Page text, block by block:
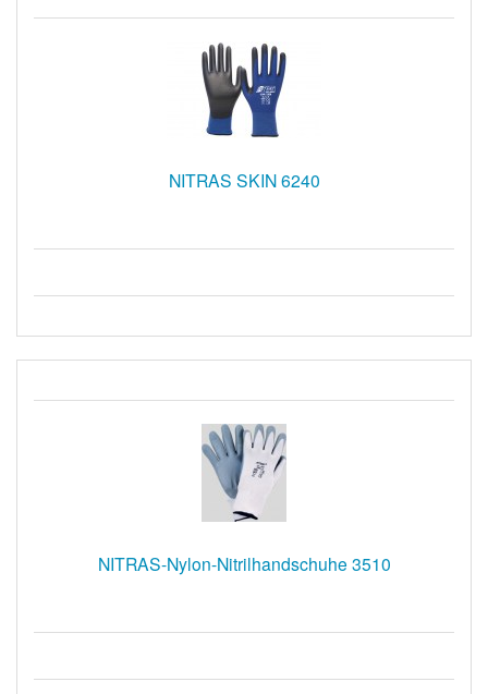
NITRAS SKIN 6240
NITRAS-Nylon-Nitrilhandschuhe 3510